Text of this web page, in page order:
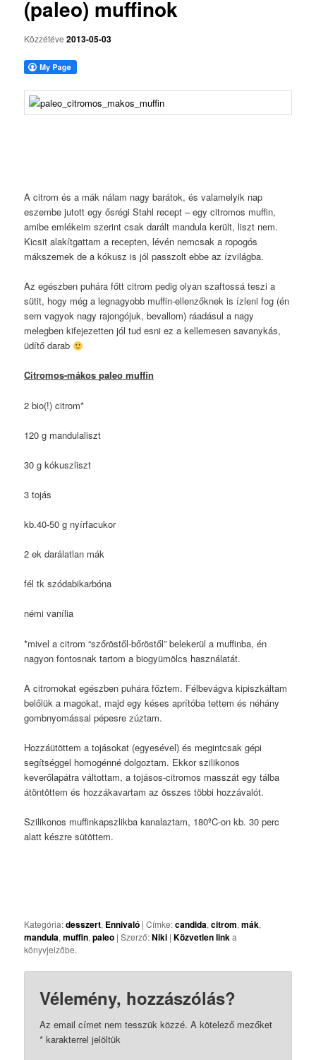
(paleo) muffinok
Közzétéve2013-05-03
A citrom és a mák nálam nagy barátok, és valamelyik nap
eszembe jutott egy ősrégi Stahl recept – egy citromos muffin,
amibe emlékeim szerint csak darált mandula került, liszt nem.
Kicsit alakítgattam a recepten, lévén nemcsak a ropogós
mákszemek de a kókusz is jól passzolt ebbe az ízvilágba.
Az egészben puhára főtt citrom pedig olyan szaftossá teszi a
sütit, hogy még a legnagyobb muffin-ellenzőknek is ízleni fog (én
sem vagyok nagy rajongójuk, bevallom) ráadásul a nagy
melegben kifejezetten jól tud esni ez a kellemesen savanykás,
üdítő darab
Citromos-mákos paleo muffin
2 bio(!) citrom*
120 g mandulaliszt
30 g kókuszliszt
3 tojás
kb.40-50 g nyírfacukor
2 ek darálatlan mák
fél tk szódabikarbóna
némi vanília
*mivel a citrom “szőröstől-bőröstől” belekerül a muffinba, én
nagyon fontosnak tartom a biogyümölcs használatát.
A citromokat egészben puhára főztem. Félbevágva kipiszkáltam
belőlük a magokat, majd egy késes aprítóba tettem és néhány
gombnyomással pépesre zúztam.
Hozzáütöttem a tojásokat (egyesével) és megintcsak gépi
segítséggel homogénné dolgoztam. Ekkor szilikonos
keverőlapátra váltottam, a tojásos-citromos masszát egy tálba
átöntöttem és hozzákavartam az összes többi hozzávalót.
Szilikonos muffinkapszlikba kanalaztam, 180ºC-on kb. 30 perc
alatt készre sütöttem.
Kategória:desszert, Ennivaló | Címke:candida,citrom,mák,
mandula,muffin,paleo | Szerző:Niki |Közvetlen linka
könyvjelzőbe.
Vélemény, hozzászólás?
Az email címet nem tesszük közzé. A kötelező mezőket
* karakterrel jelöltük